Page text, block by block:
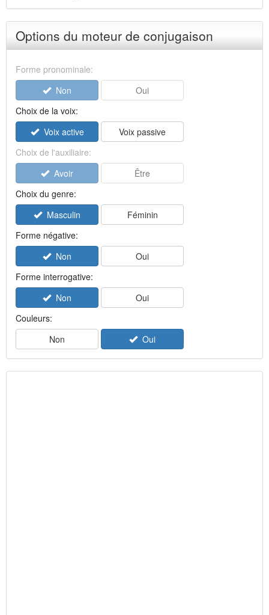
Options du moteur de conjugaison
Forme pronominale:
Non
Oui
Choix de la voix:
Voix active
Voix passive
Choix de l'auxiliaire:
Avoir
Être
Choix du genre:
Masculin
Féminin
Forme négative:
Non
Oui
Forme interrogative:
Non
Oui
Couleurs:
Non
Oui